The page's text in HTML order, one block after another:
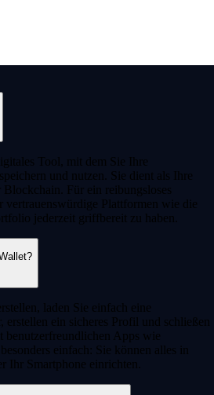
Tool, mit dem Sie Ihre
und nutzen. Sie dient als Ihre
Für ein reibungsloses
vertrauenswürdige Plattformen wie die
jederzeit griffbereit zu haben.
laden Sie einfach eine
erstellen ein sicheres Profil und schließen
benutzerfreundlichen Apps wie
einfach: Sie können alles in
Ihr Smartphone einrichten.